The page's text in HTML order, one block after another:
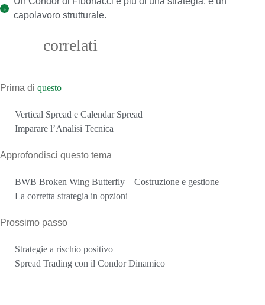
capolavoro strutturale.
correlati
Prima di questo
Vertical Spread e Calendar Spread
Imparare l’Analisi Tecnica
Approfondisci questo tema
BWB Broken Wing Butterfly – Costruzione e gestione
La corretta strategia in opzioni
Prossimo passo
Strategie a rischio positivo
Spread Trading con il Condor Dinamico